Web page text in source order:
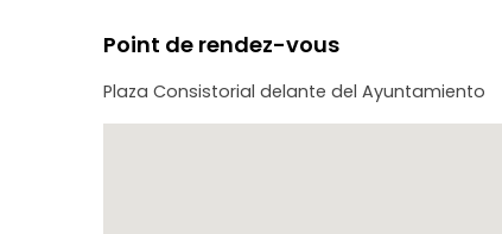
Point de rendez-vous
Plaza Consistorial delante del Ayuntamiento